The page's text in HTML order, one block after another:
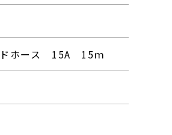
ホース 15A 15ｍ